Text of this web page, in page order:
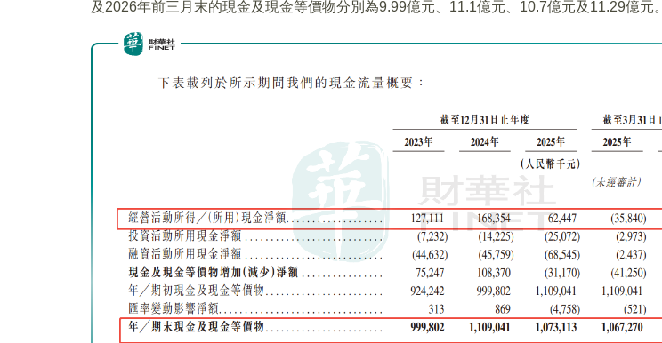
及2026年前三月末的現金及現金等價物分別為9.99億元、11.1億元、10.7億元及11.29億元。